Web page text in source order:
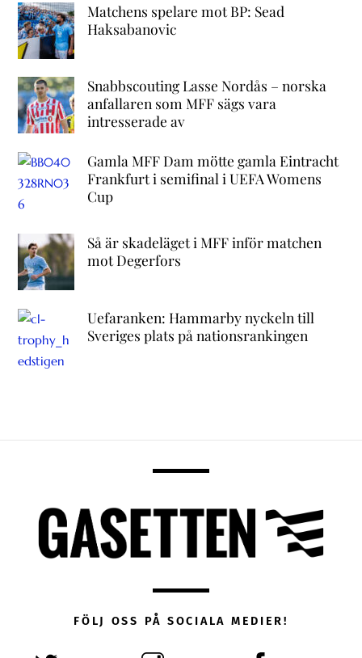
Matchens spelare mot BP: Sead
Haksabanovic
Snabbscouting Lasse Nordås – norska
anfallaren som MFF sägs vara
intresserade av
Gamla MFF Dam mötte gamla Eintracht
Frankfurt i semifinal i UEFA Womens
Cup
Så är skadeläget i MFF inför matchen
mot Degerfors
Uefaranken: Hammarby nyckeln till
Sveriges plats på nationsrankingen
FÖLJ OSS PÅ SOCIALA MEDIER!